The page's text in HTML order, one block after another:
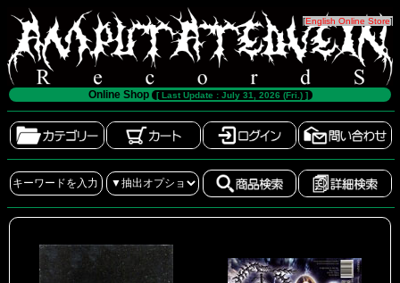
[English Online Store]
Online Shop [ Last Update : July 31, 2026 (Fri.) ]